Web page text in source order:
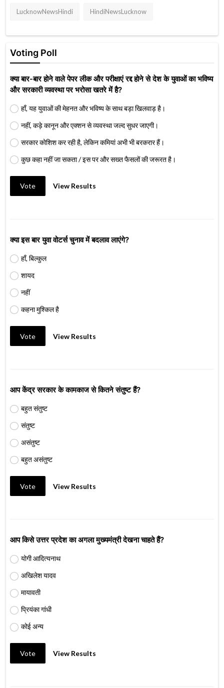
LucknowNewsHindi HindiNewsLucknow
Voting Poll
क्या बार-बार होने वाले पेपर लीक और परीक्षाएं रद्द होने से देश के युवाओं का भविष्य
और सरकारी व्यवस्था पर भरोसा खतरे में है?
हाँ, यह युवाओं की मेहनत और भविष्य के साथ बड़ा खिलवाड़ है।
नहीं, कड़े कानून और एक्शन से व्यवस्था जल्द सुधर जाएगी।
सरकार कोशिश कर रही है, लेकिन कमियां अभी भी बरकरार हैं।
कुछ कहा नहीं जा सकता / इस पर और सख्त फैसलों की जरूरत है।
Vote View Results
क्या इस बार युवा वोटर्स चुनाव में बदलाव लाएंगे?
हाँ, बिल्कुल
शायद
नहीं
कहना मुश्किल है
Vote View Results
आप केंद्र सरकार के कामकाज से कितने संतुष्ट हैं?
बहुत संतुष्ट
संतुष्ट
असंतुष्ट
बहुत असंतुष्ट
Vote View Results
आप किसे उत्तर प्रदेश का अगला मुख्यमंत्री देखना चाहते हैं?
योगी आदित्यनाथ
अखिलेश यादव
मायावती
प्रियंका गांधी
कोई अन्य
Vote View Results